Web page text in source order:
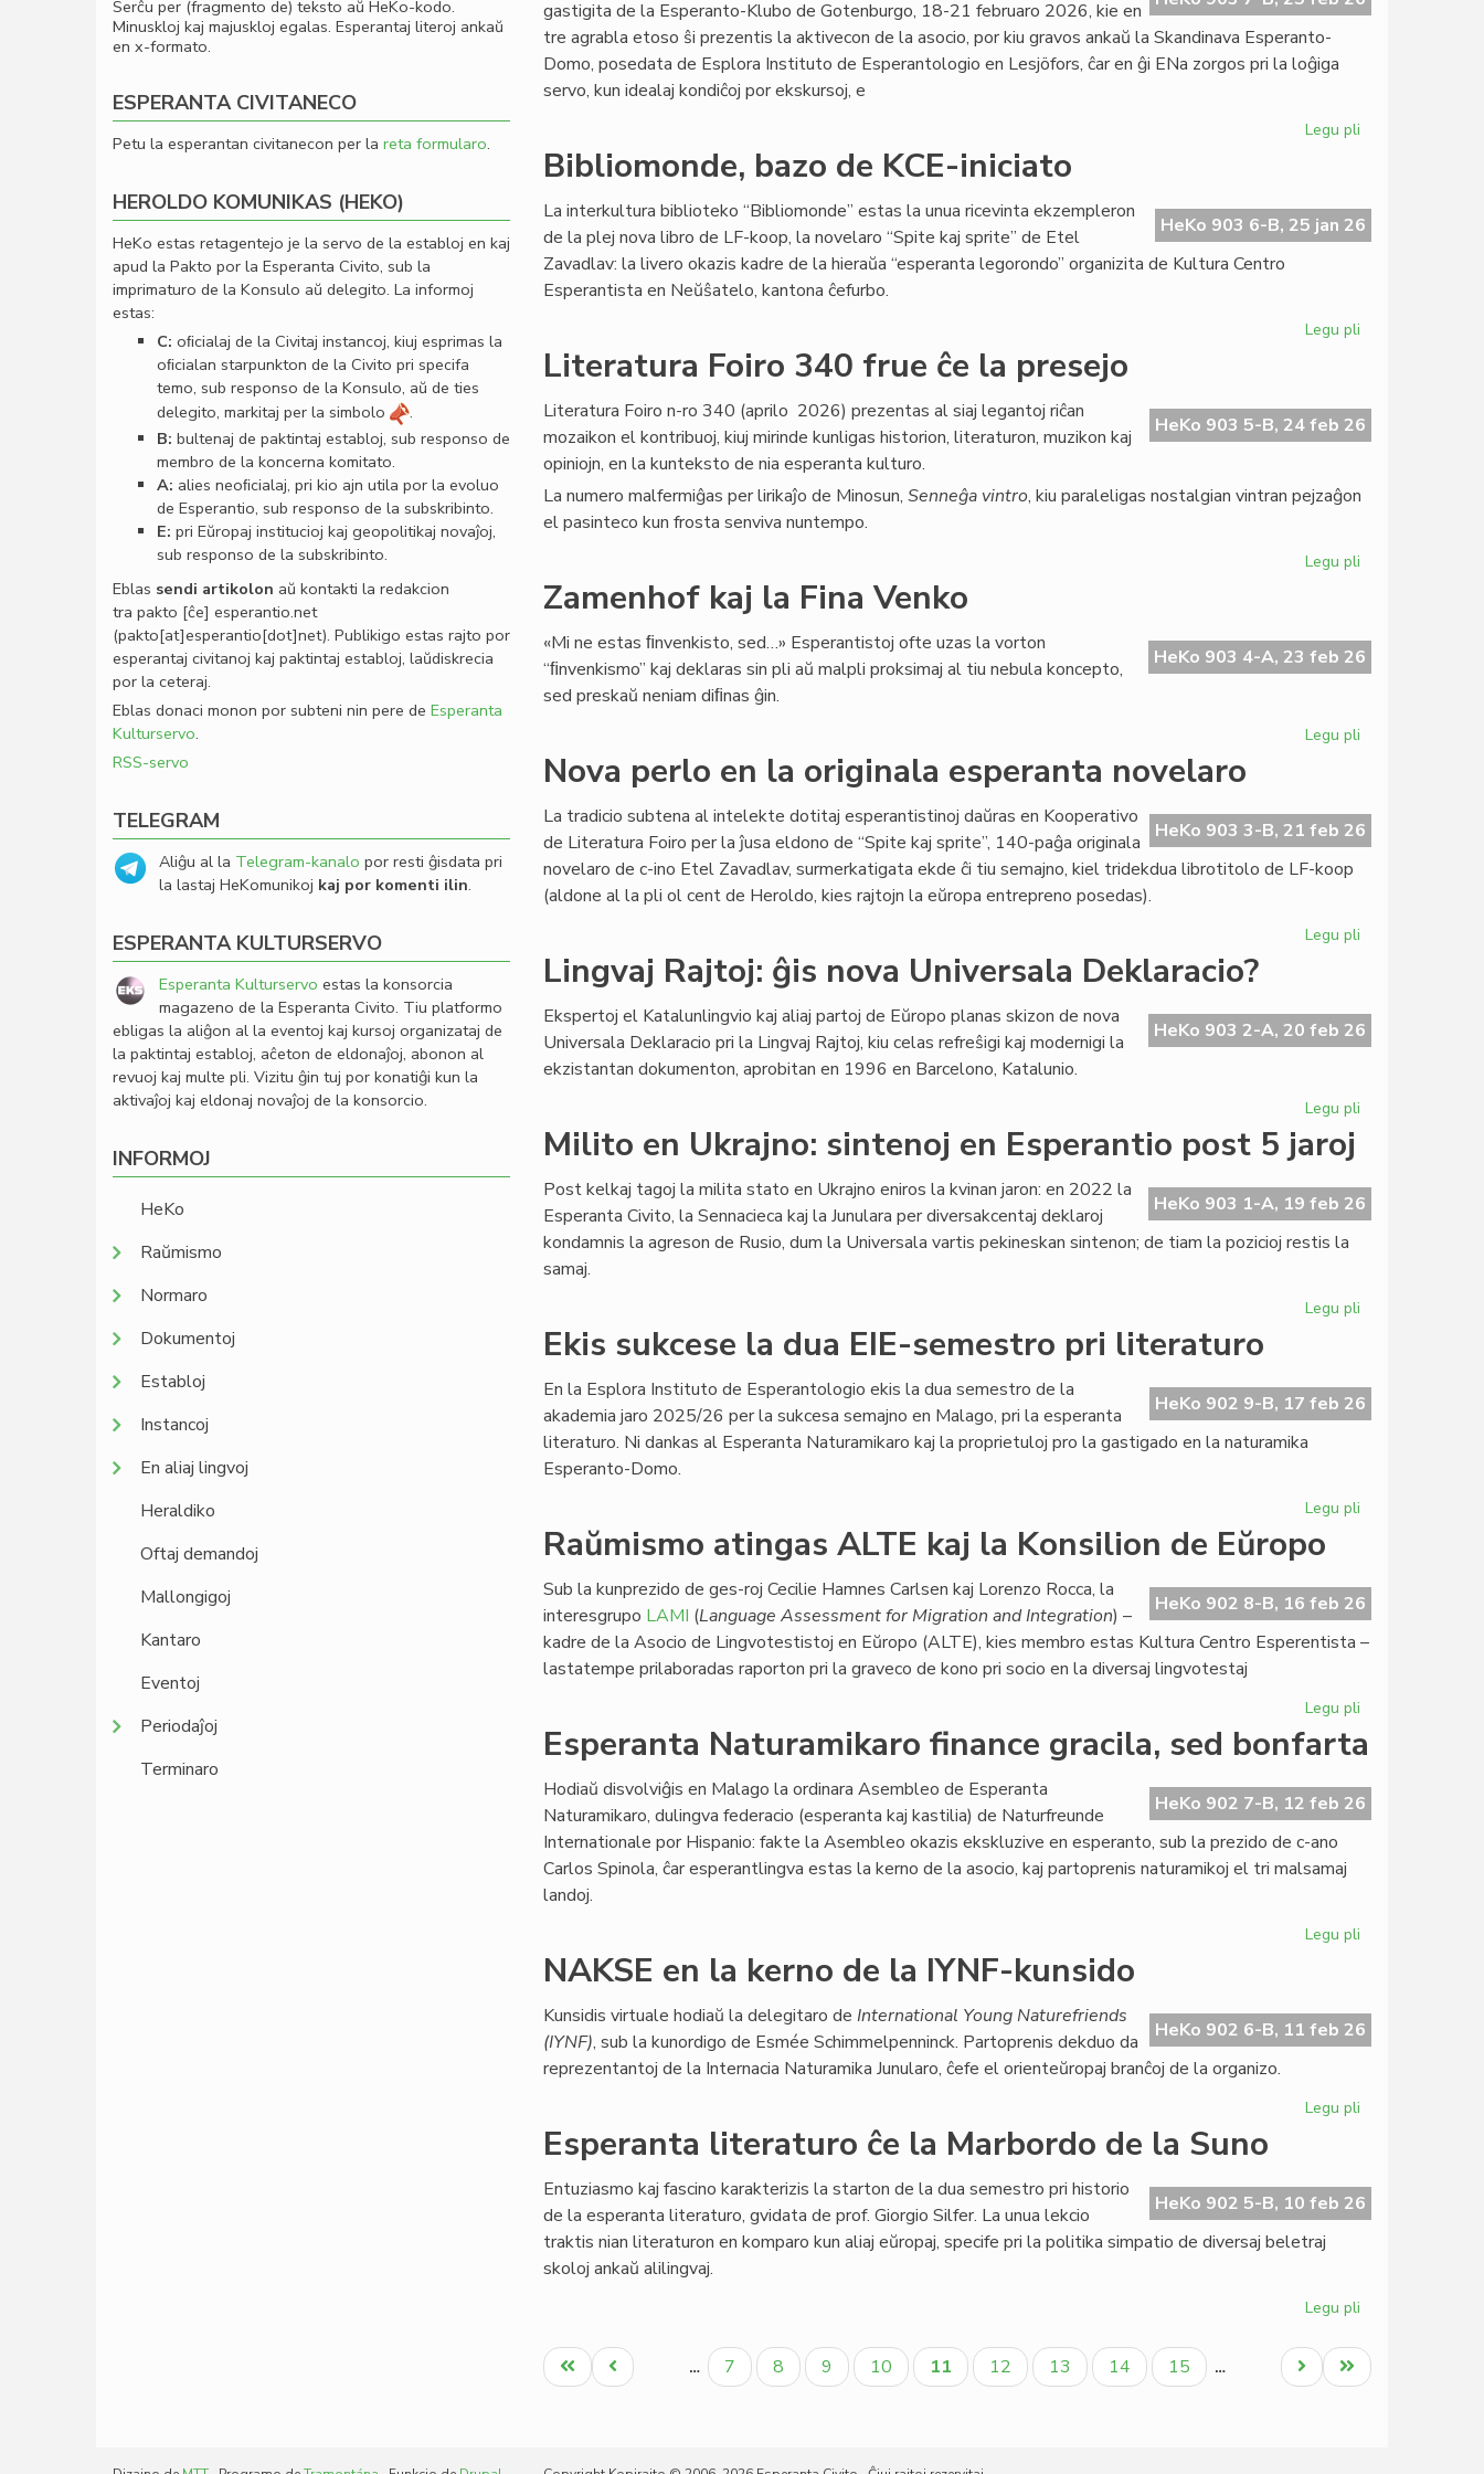
gastigita de la Esperanto-Klubo de Gotenburgo, 18-21 februaro 2026, kie en
tre agrabla etoso ŝi prezentis la aktivecon de la asocio, por kiu gravos ankaŭ la Skandinava Esperanto-
Domo, posedata de Esplora Instituto de Esperantologio en Lesjöfors, ĉar en ĝi ENa zorgos pri la loĝiga
servo, kun idealaj kondiĉoj por ekskursoj, e
Legu pli
bonvenigis
Manuelan
Bibliomonde, bazo de KCE-iniciato
HeKo 903 6-B, 25 jan 26
La interkultura biblioteko “Bibliomonde” estas la unua ricevinta ekzempleron
de la plej nova libro de LF-koop, la novelaro “Spite kaj sprite” de Etel
Zavadlav: la livero okazis kadre de la hieraŭa “esperanta legorondo” organizita de Kultura Centro
Esperantista en Neŭŝatelo, kantona ĉefurbo.
Legu pli
KCE-
iniciato
Literatura Foiro 340 frue ĉe la presejo
HeKo 903 5-B, 24 feb 26
Literatura Foiro n-ro 340 (aprilo 2026) prezentas al siaj legantoj riĉan
mozaikon el kontribuoj, kiuj mirinde kunligas historion, literaturon, muzikon kaj
opiniojn, en la kunteksto de nia esperanta kulturo.
La numero malfermiĝas per lirikaĵo de Minosun, Senneĝa vintro, kiu paraleligas nostalgian vintran pejzaĝon
el pasinteco kun frosta senviva nuntempo.
Legu pli
frue
ĉe
Zamenhof kaj la Fina Venko
HeKo 903 4-A, 23 feb 26
«Mi ne estas ﬁnvenkisto, sed…» Esperantistoj ofte uzas la vorton
“ﬁnvenkismo” kaj deklaras sin pli aŭ malpli proksimaj al tiu nebula koncepto,
sed preskaŭ neniam diﬁnas ĝin.
Legu pli
Fina
Venko
Nova perlo en la originala esperanta novelaro
HeKo 903 3-B, 21 feb 26
La tradicio subtena al intelekte dotitaj esperantistinoj daŭras en Kooperativo
de Literatura Foiro per la ĵusa eldono de “Spite kaj sprite”, 140-paĝa originala
novelaro de c-ino Etel Zavadlav, surmerkatigata ekde ĉi tiu semajno, kiel tridekdua librotitolo de LF-koop
(aldone al la pli ol cent de Heroldo, kies rajtojn la eŭropa entrepreno posedas).
Legu pli
la
originala
Lingvaj Rajtoj: ĝis nova Universala Deklaracio?
HeKo 903 2-A, 20 feb 26
Ekspertoj el Katalunlingvio kaj aliaj partoj de Eŭropo planas skizon de nova
Universala Deklaracio pri la Lingvaj Rajtoj, kiu celas refreŝigi kaj modernigi la
ekzistantan dokumenton, aprobitan en 1996 en Barcelono, Katalunio.
Legu pli
nova
Universala
Milito en Ukrajno: sintenoj en Esperantio post 5 jaroj
HeKo 903 1-A, 19 feb 26
Post kelkaj tagoj la milita stato en Ukrajno eniros la kvinan jaron: en 2022 la
Esperanta Civito, la Sennacieca kaj la Junulara per diversakcentaj deklaroj
kondamnis la agreson de Rusio, dum la Universala vartis pekineskan sintenon; de tiam la pozicioj restis la
samaj.
Legu pli
sintenoj
en
Ekis sukcese la dua EIE-semestro pri literaturo
HeKo 902 9-B, 17 feb 26
En la Esplora Instituto de Esperantologio ekis la dua semestro de la
akademia jaro 2025/26 per la sukcesa semajno en Malago, pri la esperanta
literaturo. Ni dankas al Esperanta Naturamikaro kaj la proprietuloj pro la gastigado en la naturamika
Esperanto-Domo.
Legu pli
dua
EIE-
semestro
Raŭmismo atingas ALTE kaj la Konsilion de Eŭropo
HeKo 902 8-B, 16 feb 26
Sub la kunprezido de ges-roj Cecilie Hamnes Carlsen kaj Lorenzo Rocca, la
interesgrupo LAMI (Language Assessment for Migration and Integration) –
kadre de la Asocio de Lingvotestistoj en Eŭropo (ALTE), kies membro estas Kultura Centro Esperentista –
lastatempe prilaboradas raporton pri la graveco de kono pri socio en la diversaj lingvotestaj
Legu pli
atingas
kaj
la
Esperanta Naturamikaro finance gracila, sed bonfarta
HeKo 902 7-B, 12 feb 26
Hodiaŭ disvolviĝis en Malago la ordinara Asembleo de Esperanta
Naturamikaro, dulingva federacio (esperanta kaj kastilia) de Naturfreunde
Internationale por Hispanio: fakte la Asembleo okazis ekskluzive en esperanto, sub la prezido de c-ano
Carlos Spinola, ĉar esperantlingva estas la kerno de la asocio, kaj partoprenis naturamikoj el tri malsamaj
landoj.
Legu pli
gracila,
sed
NAKSE en la kerno de la IYNF-kunsido
HeKo 902 6-B, 11 feb 26
Kunsidis virtuale hodiaŭ la delegitaro de International Young Naturefriends
(IYNF), sub la kunordigo de Esmée Schimmelpenninck. Partoprenis dekduo da
reprezentantoj de la Internacia Naturamika Junularo, ĉefe el orienteŭropaj branĉoj de la organizo.
Legu pli
kerno
de
Esperanta literaturo ĉe la Marbordo de la Suno
HeKo 902 5-B, 10 feb 26
Entuziasmo kaj fascino karakterizis la starton de la dua semestro pri historio
de la esperanta literaturo, gvidata de prof. Giorgio Silfer. La unua lekcio
traktis nian literaturon en komparo kun aliaj eŭropaj, specife pri la politika simpatio de diversaj beletraj
skoloj ankaŭ alilingvaj.
Legu pli
literaturo
ĉe
Pagination
Unua
paĝo
Antaŭa
paĝo
… Paĝo
7 Paĝo
8 Paĝo
9 Paĝo
10
Aktuala
paĝo
11 Paĝo
12 Paĝo
13 Paĝo
14 Paĝo
15 …
Last
page
Next
page
Serĉu per (fragmento de) teksto aŭ HeKo-kodo.
Minuskloj kaj majuskloj egalas. Esperantaj literoj ankaŭ
en x-formato.
ESPERANTA CIVITANECO
Petu la esperantan civitanecon per la reta formularo.
HEROLDO KOMUNIKAS (HEKO)
HeKo estas retagentejo je la servo de la establoj en kaj
apud la Pakto por la Esperanta Civito, sub la
imprimaturo de la Konsulo aŭ delegito. La informoj
estas:
C: oﬁcialaj de la Civitaj instancoj, kiuj esprimas la
oﬁcialan starpunkton de la Civito pri specifa
temo, sub responso de la Konsulo, aŭ de ties
delegito, markitaj per la simbolo
.
B: bultenaj de paktintaj establoj, sub responso de
membro de la koncerna komitato.
A: alies neoﬁcialaj, pri kio ajn utila por la evoluo
de Esperantio, sub responso de la subskribinto.
E: pri Eŭropaj institucioj kaj geopolitikaj novaĵoj,
sub responso de la subskribinto.
Eblas sendi artikolon aŭ kontakti la redakcion
tra pakto [ĉe] esperantio.net
(pakto[at]esperantio[dot]net). Publikigo estas rajto por
esperantaj civitanoj kaj paktintaj establoj, laŭdiskrecia
por la ceteraj.
Eblas donaci monon por subteni nin pere de Esperanta
Kulturservo.
RSS-servo
TELEGRAM
Aliĝu al la Telegram-kanalo por resti ĝisdata pri
la lastaj HeKomunikoj kaj por komenti ilin.
ESPERANTA KULTURSERVO
Esperanta Kulturservo estas la konsorcia
magazeno de la Esperanta Civito. Tiu platformo
ebligas la aliĝon al la eventoj kaj kursoj organizataj de
la paktintaj establoj, aĉeton de eldonaĵoj, abonon al
revuoj kaj multe pli. Vizitu ĝin tuj por konatiĝi kun la
aktivaĵoj kaj eldonaj novaĵoj de la konsorcio.
INFORMOJ
HeKo
Raŭmismo
Normaro
Dokumentoj
Establoj
Instancoj
En aliaj lingvoj
Heraldiko
Oftaj demandoj
Mallongigoj
Kantaro
Eventoj
Periodaĵoj
Terminaro